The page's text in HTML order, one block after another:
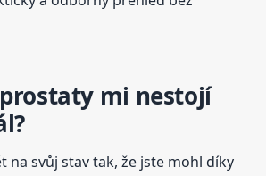
mi nestojí
na svůj stav tak, že jste mohl díky